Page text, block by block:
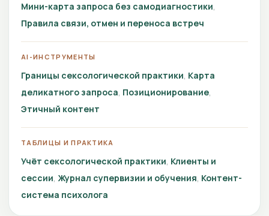
Мини-карта запроса без самодиагностики
Правила связи, отмен и переноса встреч
AI-ИНСТРУМЕНТЫ
Границы сексологической практики Карта
деликатного запроса Позиционирование
Этичный контент
ТАБЛИЦЫ И ПРАКТИКА
Учёт сексологической практики Клиенты и
сессии Журнал супервизии и обучения Контент-
система психолога